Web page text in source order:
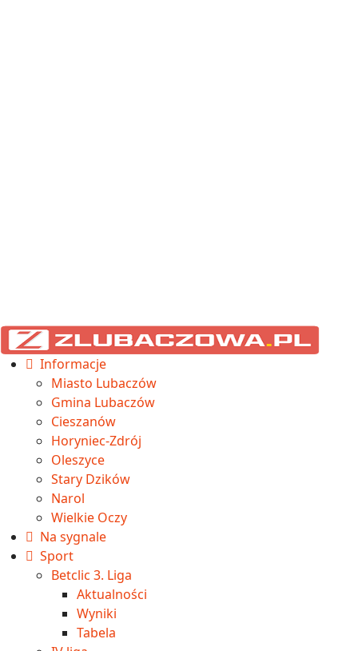
Informacje
Miasto Lubaczów
Gmina Lubaczów
Cieszanów
Horyniec-Zdrój
Oleszyce
Stary Dzików
Narol
Wielkie Oczy
Na sygnale
Sport
Betclic 3. Liga
Aktualności
Wyniki
Tabela